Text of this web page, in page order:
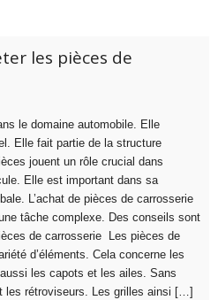
les pièces de
le domaine automobile. Elle
Elle fait partie de la structure
jouent un rôle crucial dans
Elle est important dans sa
L’achat de pièces de carrosserie
tâche complexe. Des conseils sont
de carrosserie Les pièces de
d’éléments. Cela concerne les
les capots et les ailes. Sans
les rétroviseurs. Les grilles ainsi […]